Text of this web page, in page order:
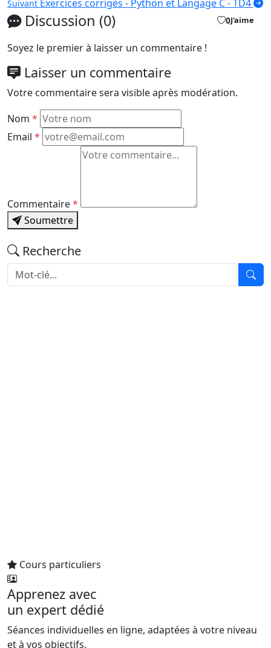
Suivant Exercices corrigés - Python et Langage C - TD4
Discussion (0) 0J'aime
Soyez le premier à laisser un commentaire !
Laisser un commentaire
Votre commentaire sera visible après modération.
Nom *
Email *
Commentaire*
Soumettre
Recherche
Cours particuliers
Apprenez avec
un expert dédié
Séances individuelles en ligne, adaptées à votre niveau
et à vos objectifs.